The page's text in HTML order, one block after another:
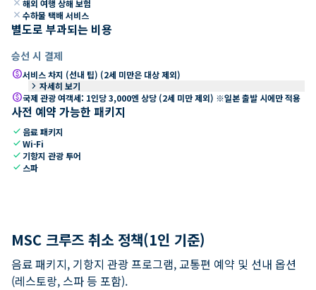
해외 여행 상해 보험
close 수하물 택배 서비스
별도로 부과되는 비용
승선 시 결제
paid서비스 차지 (선내 팁) (2세 미만은 대상 제외)
keyboard_arrow_right 자세히 보기
paid국제 관광 여객세: 1인당 3,000엔 상당 (2세 미만 제외) ※일본 출발 시에만 적용
사전 예약 가능한 패키지
check 음료 패키지
checkWi-Fi
check 기항지 관광 투어
check 스파
MSC 크루즈 취소 정책(1인 기준)
음료 패키지, 기항지 관광 프로그램, 교통편 예약 및 선내 옵션
(레스토랑, 스파 등 포함).